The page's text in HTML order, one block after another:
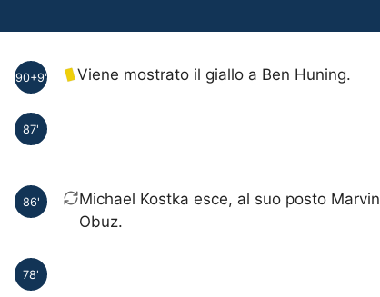
90+9' Viene mostrato il giallo a Ben Huning.
87'
86'
Michael Kostka esce, al suo posto Marvin
Obuz.
78'